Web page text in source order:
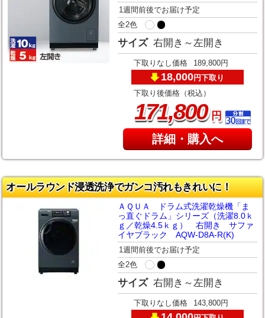
1週間前後でお届け予定
全2色
サイズ 右開き～左開き
下取りなし価格 189,800円
18,000円下取り
下取り後価格（税込）
171,800円
詳細・購入へ
オールラウンド浸透洗浄でガンコ汚れもきれいに！
ＡＱＵＡ ドラム式洗濯乾燥機「ま
っ直ぐドラム」シリーズ（洗濯8.0ｋ
ｇ／乾燥4.5ｋｇ） 右開き サファ
イヤブラック AQW-D8A-R(K)
1週間前後でお届け予定
全2色
サイズ 右開き～左開き
下取りなし価格 143,800円